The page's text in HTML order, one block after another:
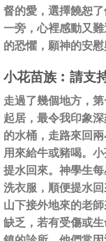
督的愛，選擇饒恕
一旁，心裡感動又
的恐懼，願神的安
小花苗族︰請支
走過了幾個地方，
起居，最令我印象
的水桶，走路來回
用來給牛或豬喝。
提水回來。神學生
洗衣服，順便提水
山下接外地來的老
缺乏，若有受傷或